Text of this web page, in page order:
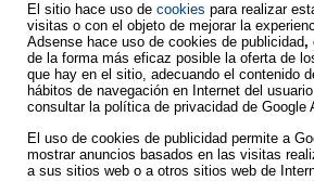
El sitio hace uso de cookies para realizar
visitas o con el objeto de mejorar la
Adsense hace uso de cookies de publicidad,
de la forma más eficaz posible la oferta de
que hay en el sitio, adecuando el contenido
hábitos de navegación en Internet del
consultar la política de privacidad de Google
El uso de cookies de publicidad permite a
mostrar anuncios basados en las visitas
a sus sitios web o a otros sitios web de